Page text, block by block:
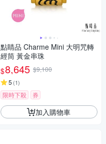
點睛品 Charme Mini 大明咒轉
經筒 黃金串珠
$8,645 $9,100
5 (1)
限時下殺 券
加入購物車